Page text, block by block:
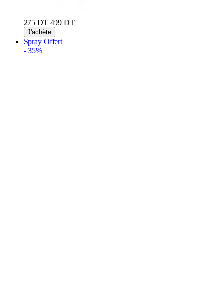
275 DT 499 DT
J'achète
Spray Offert
- 35%